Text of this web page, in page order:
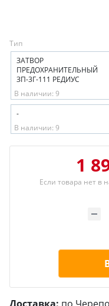
Тип
ЗАТВОР
ПРЕДОХРАНИТЕЛЬНЫЙ
ЗП-3Г-111 РЕДИУС
В наличии: 9
-
В наличии: 9
1
Если товара нет в